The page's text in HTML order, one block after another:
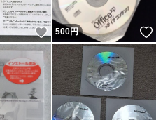
いいね！
500円